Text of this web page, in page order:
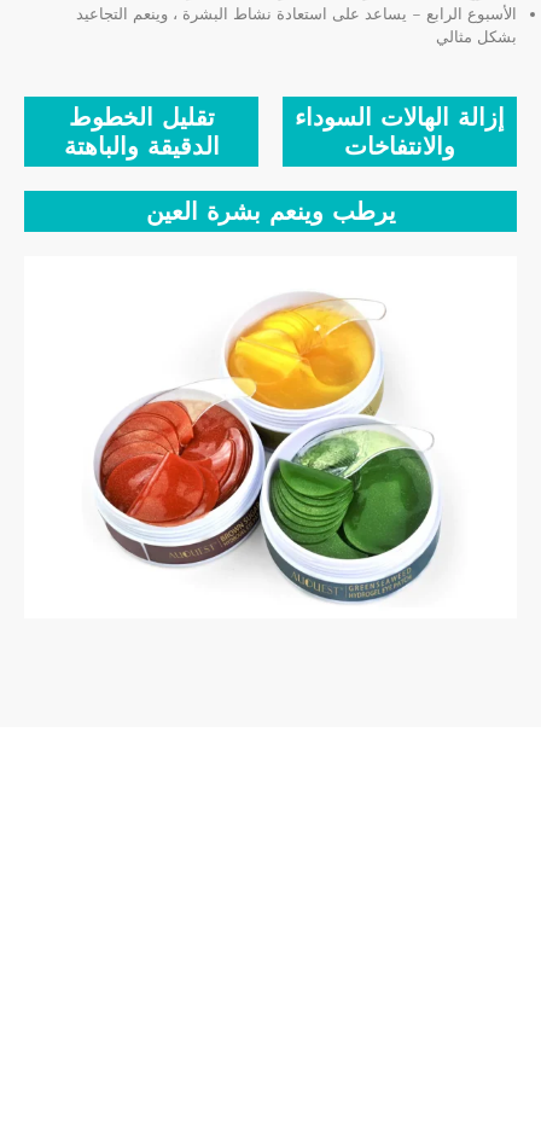
الأسبوع الرابع – يساعد على استعادة نشاط البشرة ، وينعم التجاعيد
بشكل مثالي
إزالة الهالات السوداء
والانتفاخات
تقليل الخطوط
الدقيقة والباهتة
يرطب وينعم بشرة العين